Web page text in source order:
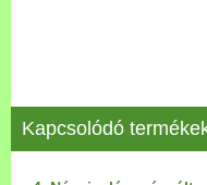
Versenyképes
Program
Kapcsolódó